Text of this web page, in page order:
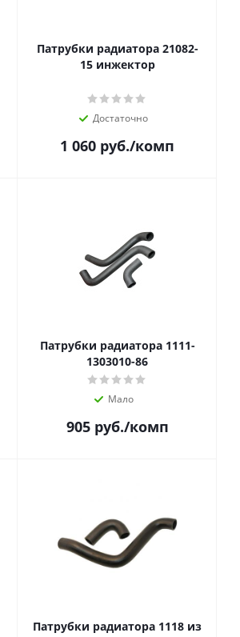
Патрубки радиатора 21082-
15 инжектор
Достаточно
1 060 руб./комп
Патрубки радиатора 1111-
1303010-86
Мало
905руб./комп
Патрубки радиатора 1118 из